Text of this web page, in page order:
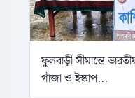
ফুলবাড়ী সীমান্তে
গাঁজা ও ইস্কাপ...